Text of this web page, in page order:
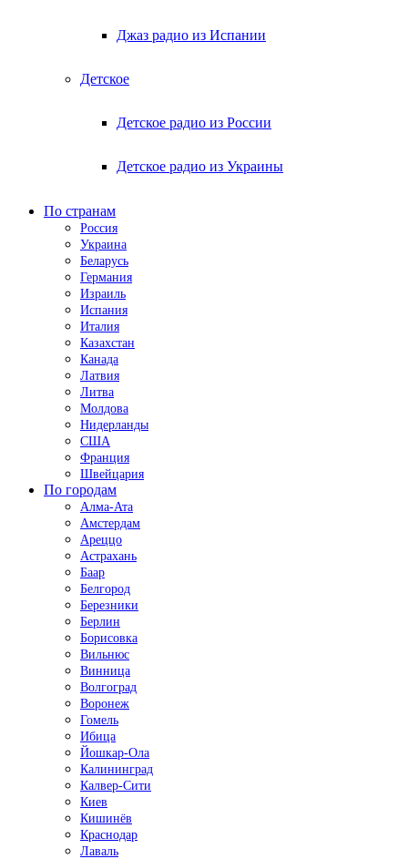
Джаз радио из Испании
Детское
Детское радио из России
Детское радио из Украины
По странам
Россия
Украина
Беларусь
Германия
Израиль
Испания
Италия
Казахстан
Канада
Латвия
Литва
Молдова
Нидерланды
США
Франция
Швейцария
По городам
Алма-Ата
Амстердам
Ареццо
Астрахань
Баар
Белгород
Березники
Берлин
Борисовка
Вильнюс
Винница
Волгоград
Воронеж
Гомель
Ибица
Йошкар-Ола
Калининград
Калвер-Сити
Киев
Кишинёв
Краснодар
Лаваль